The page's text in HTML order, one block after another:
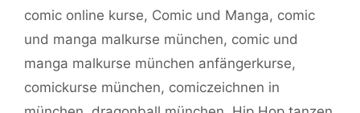
comic online kurse, Comic und Manga, comic
und manga malkurse münchen, comic und
manga malkurse münchen anfängerkurse,
comickurse münchen, comiczeichnen in